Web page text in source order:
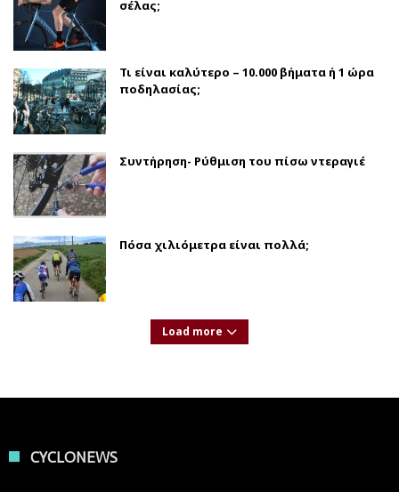
σέλας;
Τι είναι καλύτερο – 10.000 βήματα ή 1 ώρα
ποδηλασίας;
Συντήρηση- Ρύθμιση του πίσω ντεραγιέ
Πόσα χιλιόμετρα είναι πολλά;
Load more
CYCLONEWS